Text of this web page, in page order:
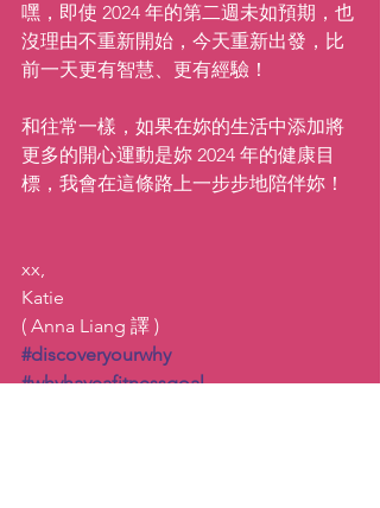
嘿，即使 2024 年的第二週未如預期，也
沒理由不重新開始，今天重新出發，比
前一天更有智慧、更有經驗！
和往常一樣，如果在妳的生活中添加將
更多的開心運動是妳 2024 年的健康目
標，我會在這條路上一步步地陪伴妳！
xx,
Katie
( Anna Liang 譯 )
#discoveryourwhy
#whyhaveafitnessgoal